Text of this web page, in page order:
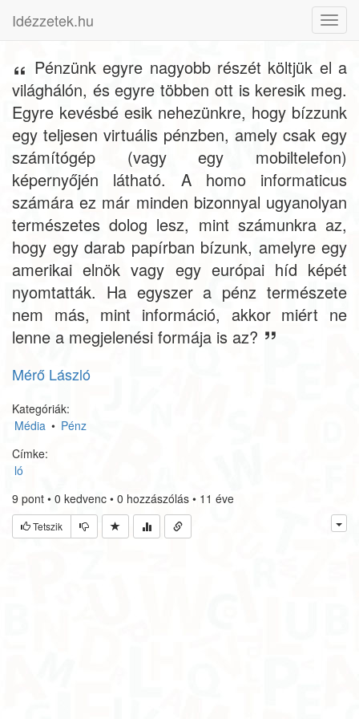
Idézzetek.hu
Pénzünk egyre nagyobb részét költjük el a
világhálón, és egyre többen ott is keresik meg.
Egyre kevésbé esik nehezünkre, hogy bízzunk
egy teljesen virtuális pénzben, amely csak egy
számítógép (vagy egy mobiltelefon)
képernyőjén látható. A homo informaticus
számára ez már minden bizonnyal ugyanolyan
természetes dolog lesz, mint számunkra az,
hogy egy darab papírban bízunk, amelyre egy
amerikai elnök vagy egy európai híd képét
nyomtatták. Ha egyszer a pénz természete
nem más, mint információ, akkor miért ne
lenne a megjelenési formája is az?
Mérő László
Kategóriák:
Média • Pénz
Címke:
ló
9 pont • 0 kedvenc • 0 hozzászólás • 11 éve
Tetszik